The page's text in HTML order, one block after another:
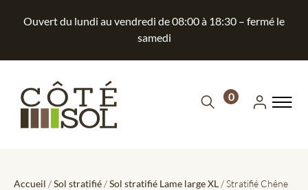
Ouvert du lundi au vendredi de 08:00 à 18:30 – fermé le
samedi
0
Accueil /Sol stratifié /Sol stratifié Lame large XL / Stratifié Chêne